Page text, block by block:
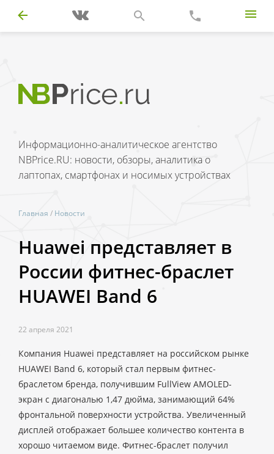
Информационно-аналитическое агентство
NBPrice.RU: новости, обзоры, аналитика о
лаптопах, смартфонах и носимых устройствах
Главная / Новости
Huawei представляет в
России фитнес-браслет
HUAWEI Band 6
22 апреля 2021
Компания Huawei представляет на российском рынке
HUAWEI Band 6, который стал первым фитнес-
браслетом бренда, получившим FullView AMOLED-
экран с диагональю 1,47 дюйма, занимающий 64%
фронтальной поверхности устройства. Увеличенный
дисплей отображает большее количество контента в
хорошо читаемом виде. Фитнес-браслет получил